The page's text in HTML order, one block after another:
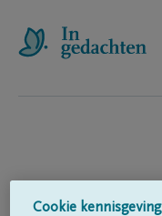
Cookie kennisgeving